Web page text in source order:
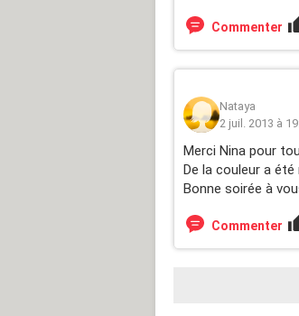
Commenter
Nataya
2 juil. 2013 à
Merci Nina pour
De la couleur a
Bonne soirée à
Commenter